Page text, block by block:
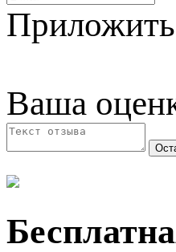
Приложить
Ваша